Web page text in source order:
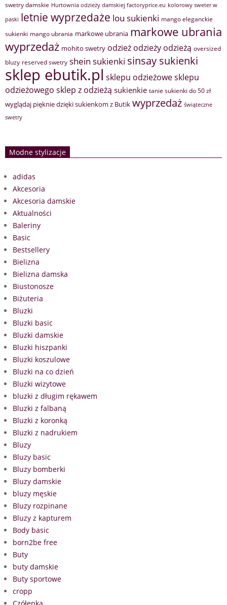
swetry damskie Hurtownia odzieży damskiej factoryprice.eu kolorowy sweter w
paski letnie wyprzedaże lou sukienki mango eleganckie
sukienki mango ubrania markowe ubrania markowe ubrania
wyprzedaż mohito swetry odzież odzieży odzieżą oversized
bluzy reserved swetry shein sukienki sinsay sukienki
sklep ebutik.pl sklepu odzieżowesklepu
odzieżowego sklep z odzieżą sukienkie tanie sukienki do 50 zł
wyglądaj pięknie dzięki sukienkom z Butik wyprzedaż świąteczne
swetry
Modne stylizacje
adidas
Akcesoria
Akcesoria damskie
Aktualności
Baleriny
Basic
Bestsellery
Bielizna
Bielizna damska
Biustonosze
Biżuteria
Bluzki
Bluzki basic
Bluzki damskie
Bluzki hiszpanki
Bluzki koszulowe
Bluzki na co dzień
Bluzki wizytowe
bluzki z długim rękawem
Bluzki z falbaną
Bluzki z koronką
Bluzki z nadrukiem
Bluzy
Bluzy basic
Bluzy bomberki
Bluzy damskie
bluzy męskie
Bluzy rozpinane
Bluzy z kapturem
Body basic
born2be free
Buty
buty damskie
Buty sportowe
cropp